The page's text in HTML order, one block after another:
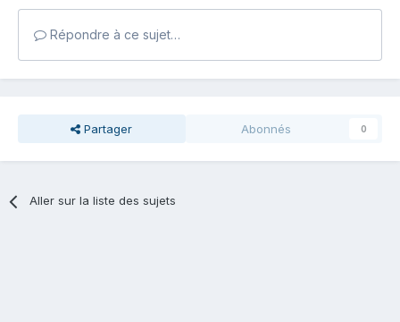
Répondre à ce sujet…
Partager Abonnés 0
Aller sur la liste des sujets